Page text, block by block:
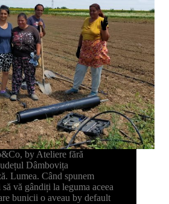
by Ateliere fără
Dâmbovița
Lumea. Când spunem
vă gândiți la leguma aceea
bunicii o aveau by default